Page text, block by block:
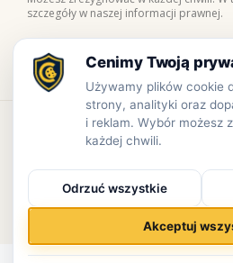
szczegóły w naszej informacji prawnej.
Naturalne składniki
100% jakości Zaufaj
Copyright © www.prowiant.pl ·
Bezpieczne płatności